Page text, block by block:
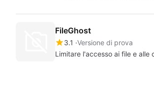
FileGhost
3.1 Versione di prova
Limitare l'accesso ai file e alle